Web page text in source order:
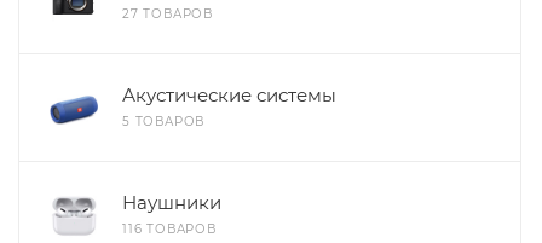
27 ТОВАРОВ
Акустические системы
5 ТОВАРОВ
Наушники
116 ТОВАРОВ